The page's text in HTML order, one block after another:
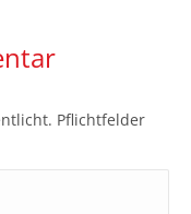
Pflichtfelder